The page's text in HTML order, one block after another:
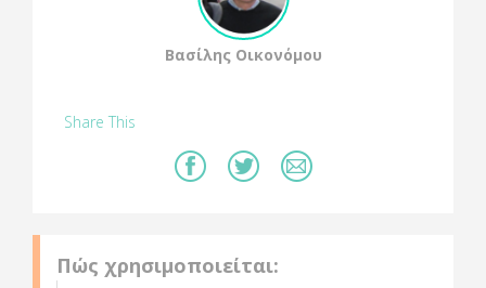
Βασίλης Οικονόμου
Share This
Πώς χρησιμοποιείται: